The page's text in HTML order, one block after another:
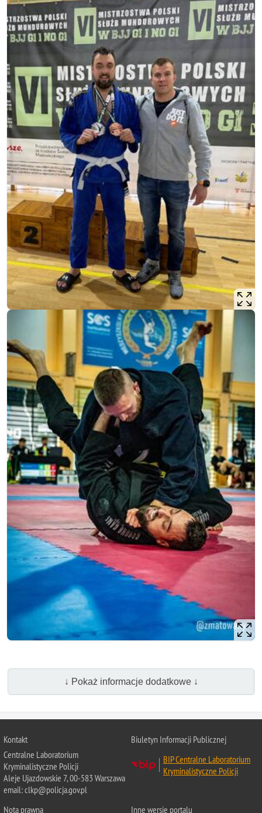
↓ Pokaż informacje dodatkowe ↓
Kontakt
Centralne Laboratorium
Kryminalistyczne Policji
Aleje Ujazdowskie 7, 00-583 Warszawa
email: clkp@policja.gov.pl
Biuletyn Informacji Publicznej
BIP Centralne Laboratorium
Kryminalistyczne Policji
Nota prawna Inne wersje portalu